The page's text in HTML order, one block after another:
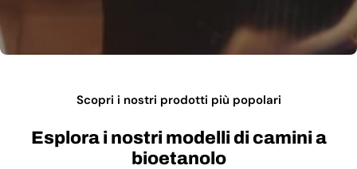
Scopri i nostri prodotti più popolari
Esplora i nostri modelli di camini a
bioetanolo